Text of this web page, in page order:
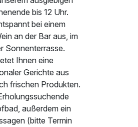
bis 12 Uhr.
bei einem
an der Bar aus, im
Sonnenterrasse.
Ihnen eine
Gerichte aus
frischen Produkten.
außerdem ein
(bitte Termin